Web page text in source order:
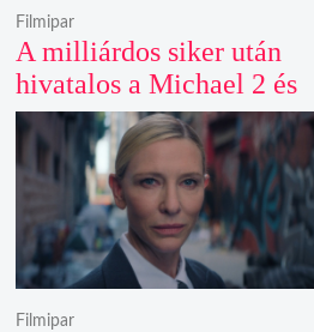
A milliárdos siker után
hivatalos a Michael 2 és
már a bemutató éve is
megvan
Filmipar
Filmipar